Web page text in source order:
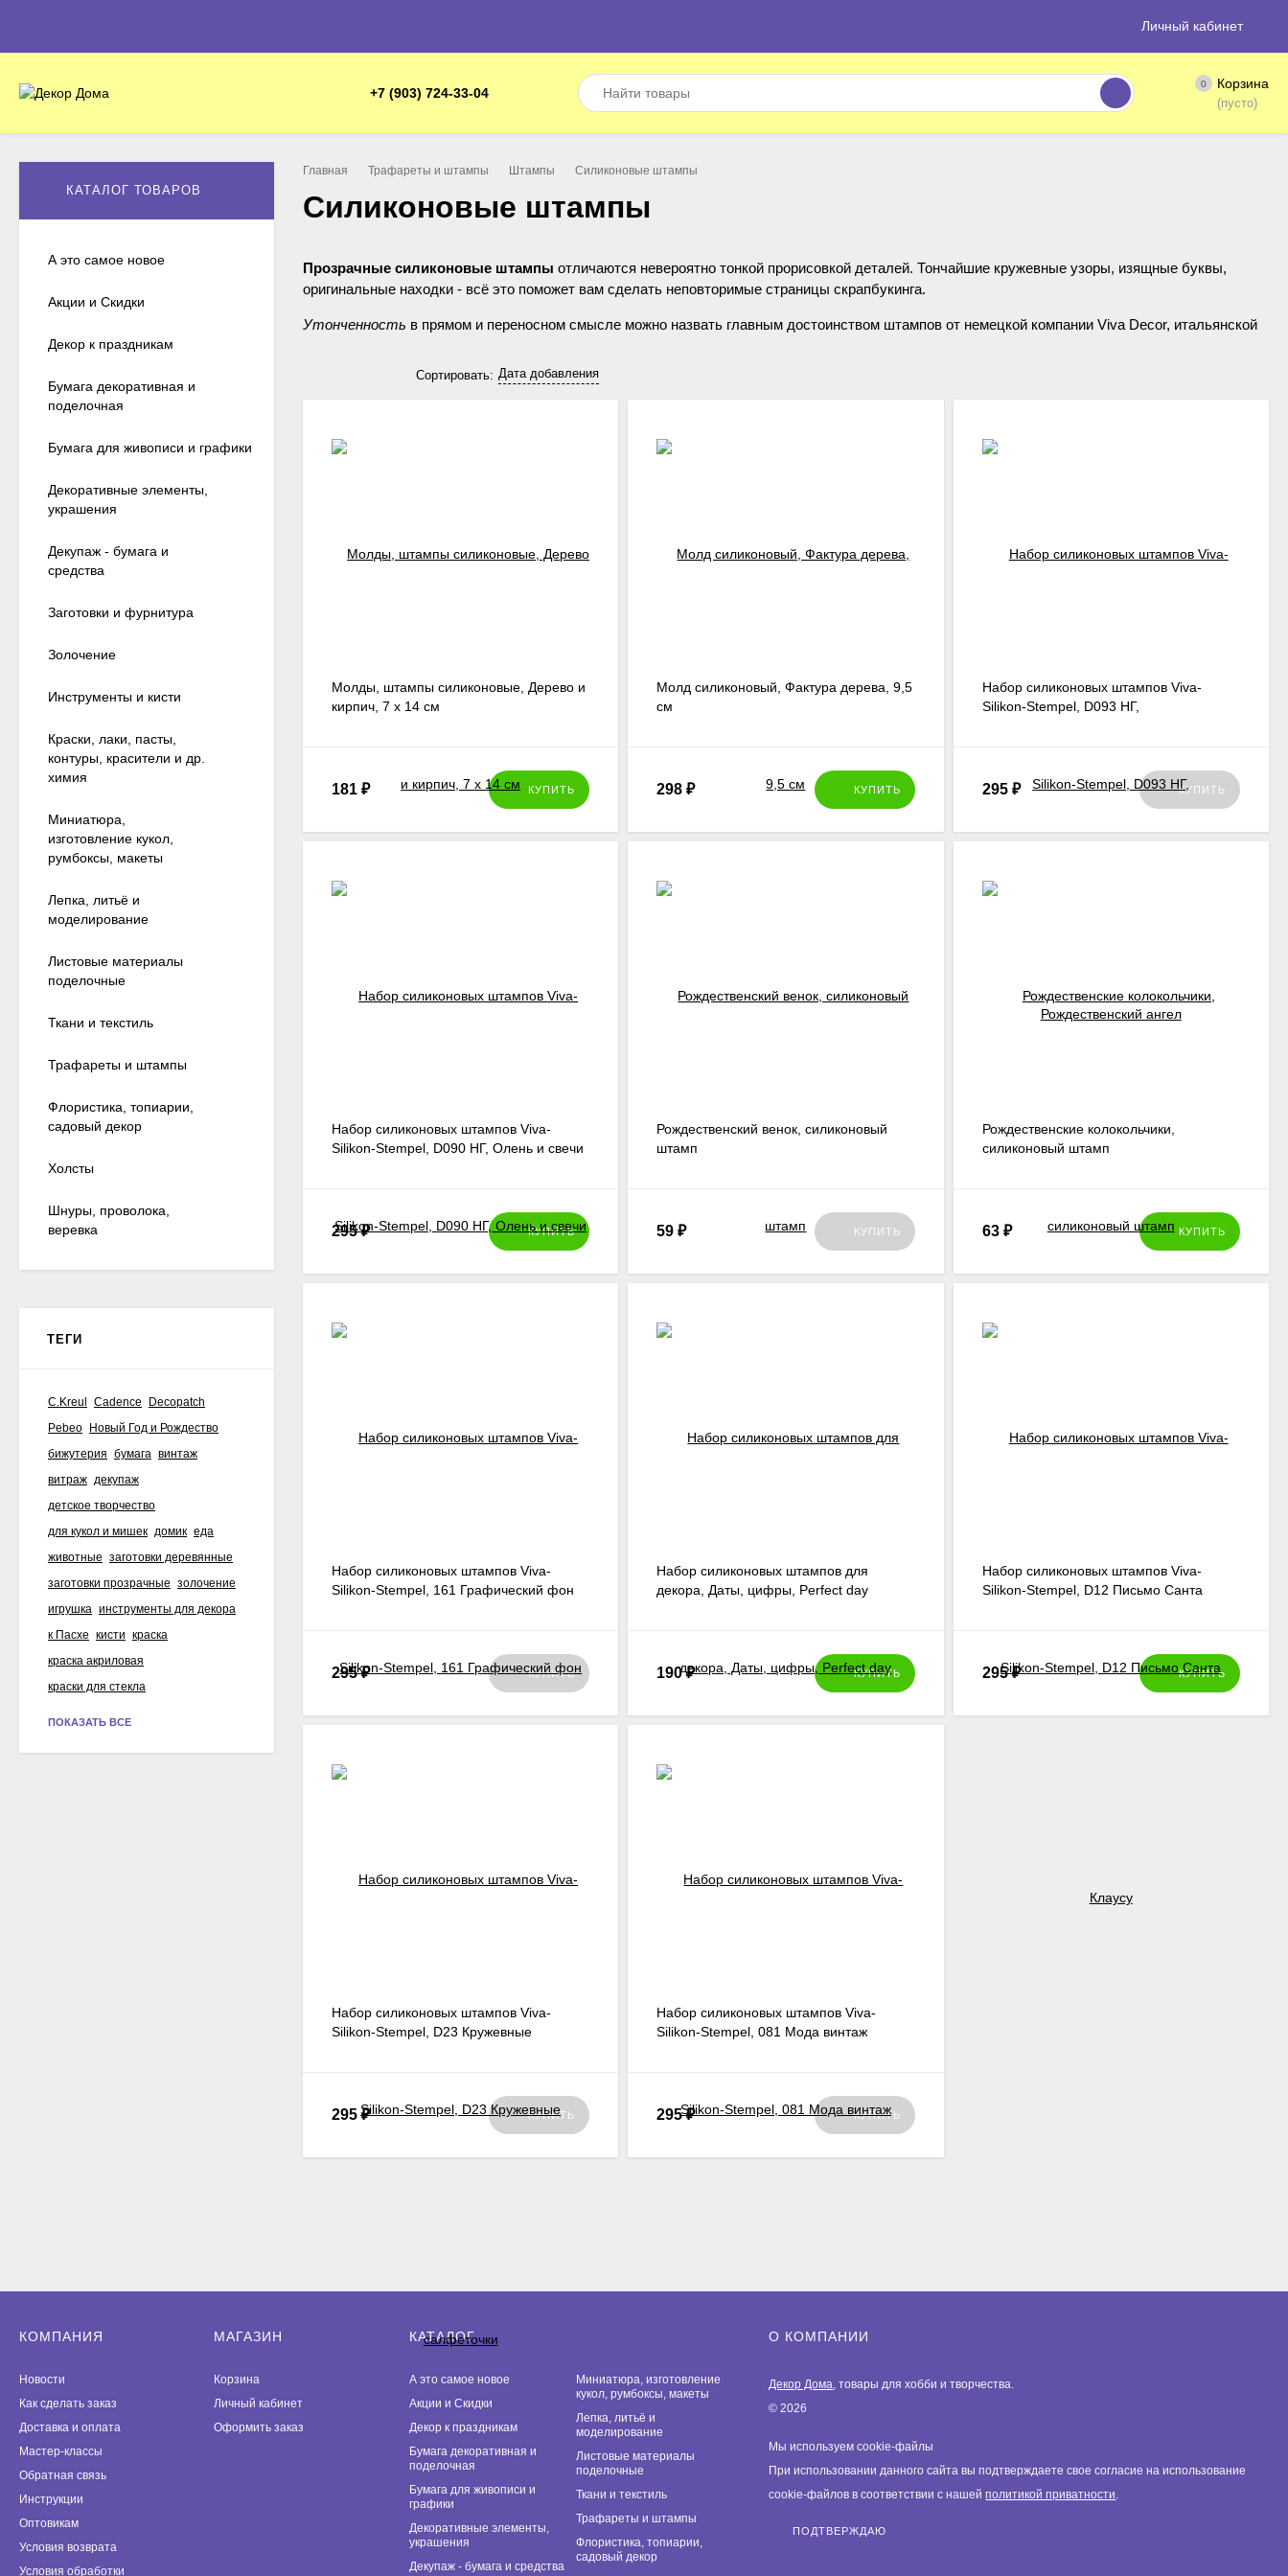
Личный кабинет
+7 (903) 724-33-04
0 Корзина
(пусто)
Главная Трафареты и штампы Штампы Силиконовые штампы
Силиконовые штампы
Прозрачные силиконовые штампы отличаются невероятно тонкой прорисовкой деталей. Тончайшие кружевные узоры, изящные буквы,
оригинальные находки - всё это поможет вам сделать неповторимые страницы скрапбукинга.
Утонченность в прямом и переносном смысле можно назвать главным достоинством штампов от немецкой компании Viva Decor, итальянской
А еще они очень удобны в работе. Вы можете отделить любой шамп из набора от основы, поместить на специальный акриловый блок и
на различных предметах, декорировать ими посуду (красками по фарфору), елочные игрушки и пасхальные яйца. Отлично смотрятся штампы
Сортировать: Дата добавления
Молды, штампы силиконовые, Дерево и
кирпич, 7 х 14 см
181 ₽ КУПИТЬ
Молд силиконовый, Фактура дерева, 9,5
см
298₽ КУПИТЬ
Набор силиконовых штампов Viva-
Silikon-Stempel, D093 НГ,
295 ₽ КУПИТЬ
Набор силиконовых штампов Viva-
Silikon-Stempel, D090 НГ, Олень и свечи
295₽ КУПИТЬ
Рождественский венок, силиконовый
штамп
59₽ КУПИТЬ
Рождественские колокольчики,
силиконовый штамп
63 ₽ КУПИТЬ
Набор силиконовых штампов Viva-
Silikon-Stempel, 161 Графический фон
295₽ КУПИТЬ
Набор силиконовых штампов для
декора, Даты, цифры, Perfect day
190₽ КУПИТЬ
Набор силиконовых штампов Viva-
Silikon-Stempel, D12 Письмо Санта
295₽ КУПИТЬ
Набор силиконовых штампов Viva-
Silikon-Stempel, D23 Кружевные
295₽ КУПИТЬ
Набор силиконовых штампов Viva-
Silikon-Stempel, 081 Мода винтаж
295₽ КУПИТЬ
КАТАЛОГ ТОВАРОВ
А это самое новое
Акции и Скидки
Декор к праздникам
Бумага декоративная и
поделочная
Бумага для живописи и графики
Декоративные элементы,
украшения
Декупаж - бумага и
средства
Заготовки и фурнитура
Золочение
Инструменты и кисти
Краски, лаки, пасты,
контуры, красители и др.
химия
Миниатюра,
изготовление кукол,
румбоксы, макеты
Лепка, литьё и
моделирование
Листовые материалы
поделочные
Ткани и текстиль
Трафареты и штампы
Флористика, топиарии,
садовый декор
Холсты
Шнуры, проволока,
веревка
ТЕГИ
C.Kreul Cadence
Decopatch
Pebeo
Новый Год и Рождество
бижутерия бумага винтаж
витраж декупаж
детское творчество
для кукол и мишек домик еда
животные заготовки деревянные
заготовки прозрачные золочение
игрушка инструменты для декора
к Пасхе кисти краска
краска акриловая
краски для стекла
ПОКАЗАТЬ ВСЕ
КОМПАНИЯ
Новости
Как сделать заказ
Доставка и оплата
Мастер-классы
Обратная связь
Инструкции
Оптовикам
Условия возврата
Условия обработки
МАГАЗИН
Корзина
Личный кабинет
Оформить заказ
КАТАЛОГ
А это самое новое
Акции и Скидки
Декор к праздникам
Бумага декоративная и
поделочная
Бумага для живописи и
графики
Декоративные элементы,
украшения
Декупаж - бумага и средства
Миниатюра, изготовление
кукол, румбоксы, макеты
Лепка, литьё и
моделирование
Листовые материалы
поделочные
Ткани и текстиль
Трафареты и штампы
Флористика, топиарии,
садовый декор
О КОМПАНИИ
Декор Дома, товары для хобби и творчества.
© 2026
Мы используем cookie-файлы
При использовании данного сайта вы подтверждаете свое согласие на использование
cookie-файлов в соответствии с нашейполитикой приватности.
ПОДТВЕРЖДАЮ